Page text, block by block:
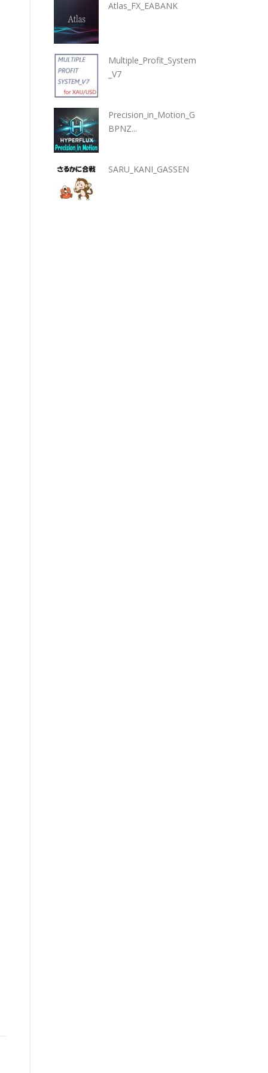
Atlas_FX_EABANK
Multiple_Profit_System
_V7
Precision_in_Motion_G
BPNZ...
SARU_KANI_GASSEN